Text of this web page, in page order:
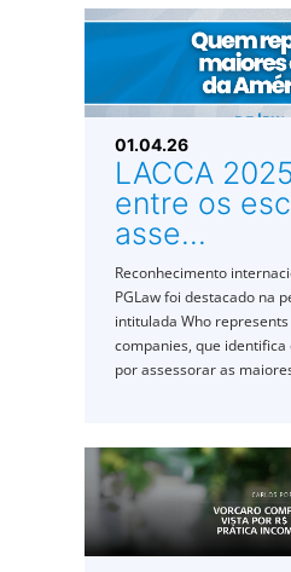
01.04.26
LACCA
entre os
asse...
Reconhecimento
PGLaw foi destacado na
intitulada Who
companies, que
por assessorar as